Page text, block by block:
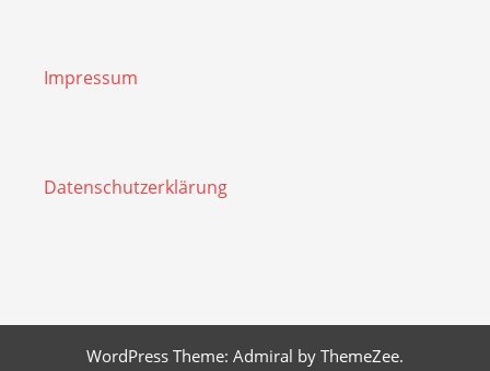
Impressum
Datenschutzerklärung
WordPress Theme: Admiral by ThemeZee.